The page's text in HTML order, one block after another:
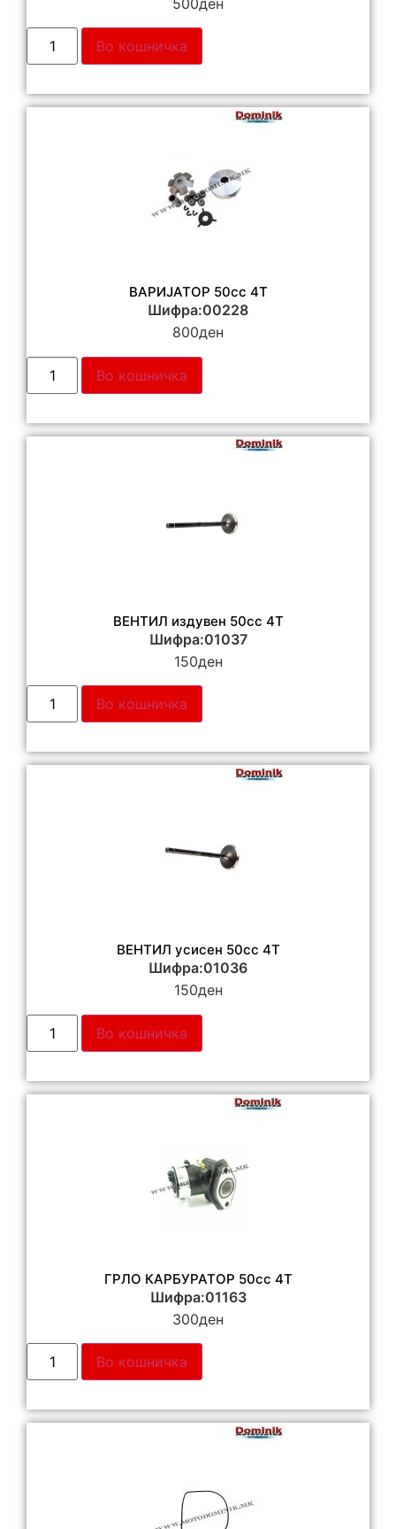
Во кошничка
ВАРИЈАТОР 50cc 4T
Шифра:00228
800ден
Во кошничка
ВЕНТИЛ издувен 50cc 4T
Шифра:01037
150ден
Во кошничка
ВЕНТИЛ усисен 50cc 4T
Шифра:01036
150ден
Во кошничка
ГРЛО КАРБУРАТОР 50cc 4T
Шифра:01163
300ден
Во кошничка